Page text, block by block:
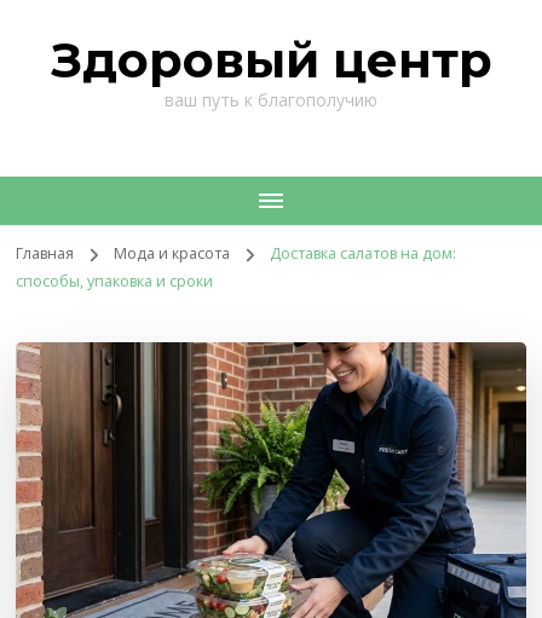
Здоровый центр
ваш путь к благополучию
Главная Мода и красота
Доставка салатов на дом:
способы, упаковка и сроки